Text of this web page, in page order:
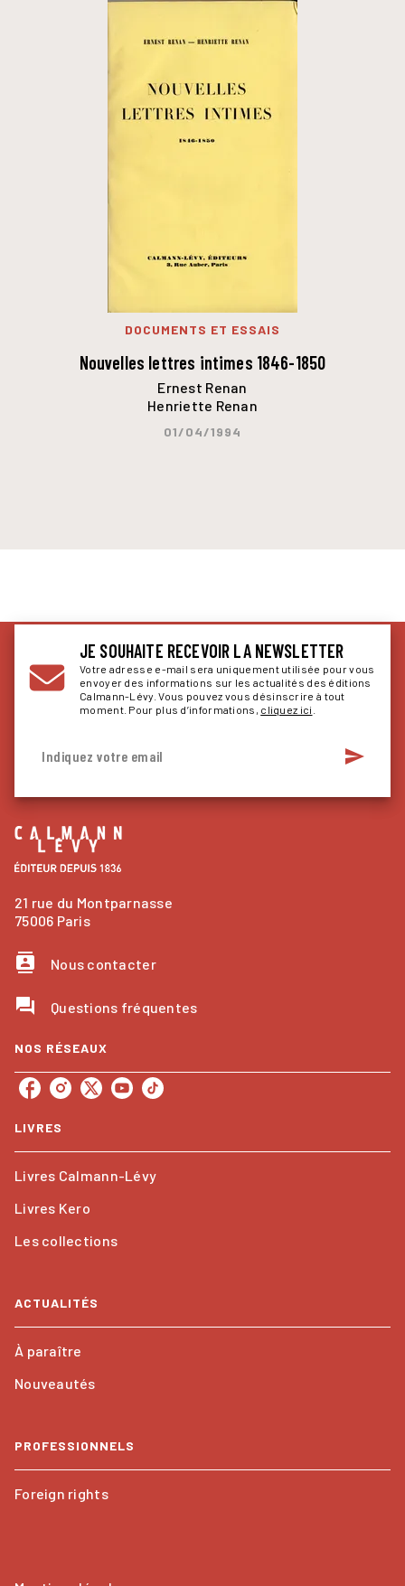
DOCUMENTS ET ESSAIS
Nouvelles lettres intimes 1846-1850
Ernest Renan
Henriette Renan
01/04/1994
JE SOUHAITE RECEVOIR LA NEWSLETTER
Votre adresse e-mail sera uniquement utilisée pour vous
envoyer des informations sur les actualités des éditions
Calmann-Lévy. Vous pouvez vous désinscrire à tout
moment. Pour plus d’informations, cliquez ici
Indiquez votre email send
21 rue du Montparnasse
75006 Paris
contacts Nous contacter
question_answer Questions fréquentes
NOS RÉSEAUX
LIVRES
Livres Calmann-Lévy
Livres Kero
Les collections
ACTUALITÉS
À paraître
Nouveautés
PROFESSIONNELS
Foreign rights